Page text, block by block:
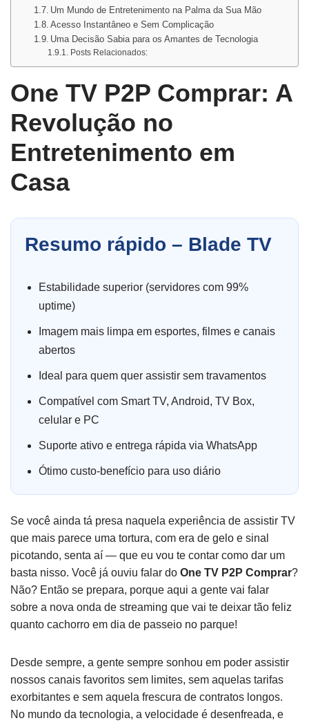
Um Mundo de Entretenimento na Palma da Sua Mão
Acesso Instantâneo e Sem Complicação
Uma Decisão Sabia para os Amantes de Tecnologia
Posts Relacionados:
One TV P2P Comprar: A
Revolução no
Entretenimento em
Casa
Resumo rápido – Blade TV
Estabilidade superior (servidores com 99%
uptime)
Imagem mais limpa em esportes, filmes e canais
abertos
Ideal para quem quer assistir sem travamentos
Compatível com Smart TV, Android, TV Box,
celular e PC
Suporte ativo e entrega rápida via WhatsApp
Ótimo custo-benefício para uso diário
Se você ainda tá presa naquela experiência de assistir TV
que mais parece uma tortura, com era de gelo e sinal
picotando, senta aí — que eu vou te contar como dar um
basta nisso. Você já ouviu falar do One TV P2P Comprar?
Não? Então se prepara, porque aqui a gente vai falar
sobre a nova onda de streaming que vai te deixar tão feliz
quanto cachorro em dia de passeio no parque!
Desde sempre, a gente sempre sonhou em poder assistir
nossos canais favoritos sem limites, sem aquelas tarifas
exorbitantes e sem aquela frescura de contratos longos.
No mundo da tecnologia, a velocidade é desenfreada, e